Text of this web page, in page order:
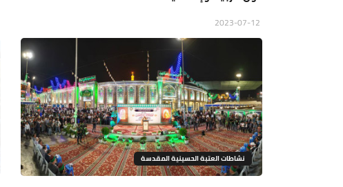
نشاطات العتبة الحسينية المقدسة